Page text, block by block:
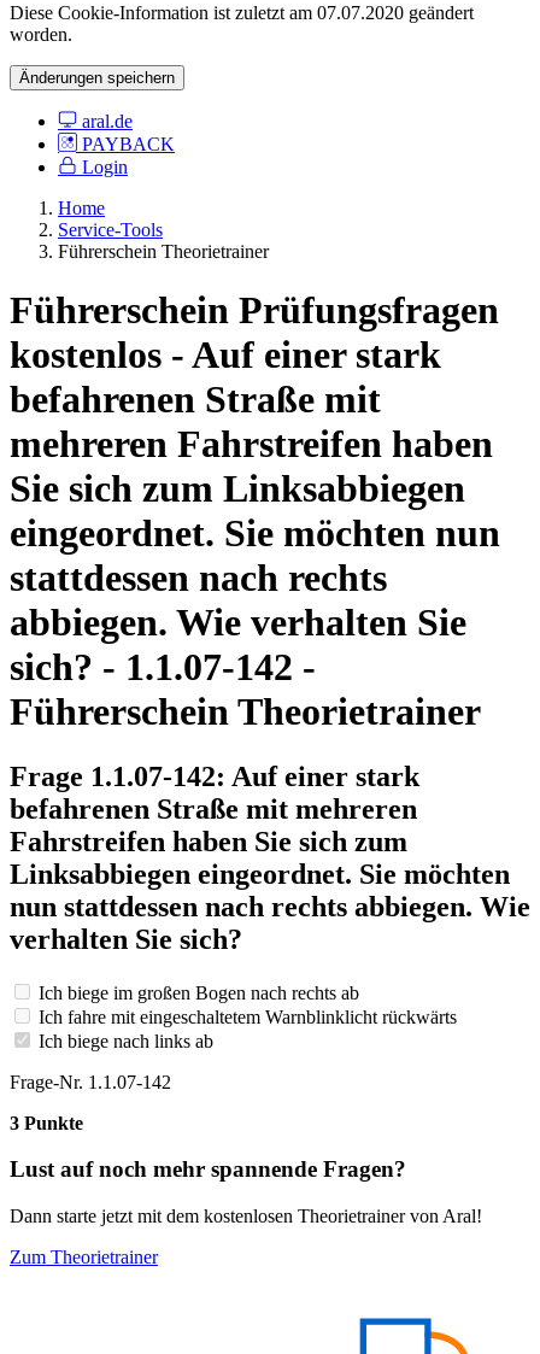
Diese Cookie-Information ist zuletzt am 07.07.2020 geändert
worden.
Änderungen speichern
aral.de
PAYBACK
Login
Home
Service-Tools
Führerschein Theorietrainer
Führerschein Prüfungsfragen
kostenlos - Auf einer stark
befahrenen Straße mit
mehreren Fahrstreifen haben
Sie sich zum Linksabbiegen
eingeordnet. Sie möchten nun
stattdessen nach rechts
abbiegen. Wie verhalten Sie
sich? - 1.1.07-142 -
Führerschein Theorietrainer
Frage 1.1.07-142: Auf einer stark
befahrenen Straße mit mehreren
Fahrstreifen haben Sie sich zum
Linksabbiegen eingeordnet. Sie möchten
nun stattdessen nach rechts abbiegen. Wie
verhalten Sie sich?
Ich biege im großen Bogen nach rechts ab
Ich fahre mit eingeschaltetem Warnblinklicht rückwärts
Ich biege nach links ab
Frage-Nr. 1.1.07-142
3 Punkte
Lust auf noch mehr spannende Fragen?
Dann starte jetzt mit dem kostenlosen Theorietrainer von Aral!
Zum Theorietrainer